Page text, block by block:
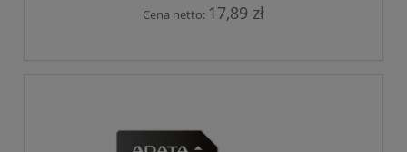
Cena netto: 17,89 zł